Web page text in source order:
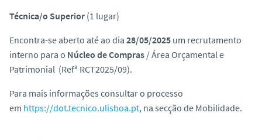
Técnica/o Superior (1 lugar)
Encontra-se aberto até ao dia 28/05/2025 um recrutamento
interno para o Núcleo de Compras / Área Orçamental e
Patrimonial (Refª RCT2025/09).
Para mais informações consultar o processo
em https://dot.tecnico.ulisboa.pt, na secção de Mobilidade.